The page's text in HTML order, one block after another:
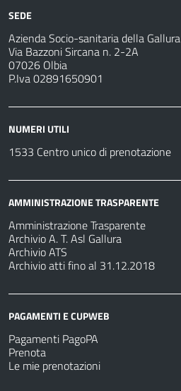
SEDE
Azienda Socio-sanitaria della Gallura
Via Bazzoni Sircana n. 2-2A
07026 Olbia
P.Iva 02891650901
NUMERI UTILI
1533 Centro unico di prenotazione
AMMINISTRAZIONE TRASPARENTE
Amministrazione Trasparente
Archivio A. T. Asl Gallura
Archivio ATS
Archivio atti fino al 31.12.2018
PAGAMENTI E CUPWEB
Pagamenti PagoPA
Prenota
Le mie prenotazioni